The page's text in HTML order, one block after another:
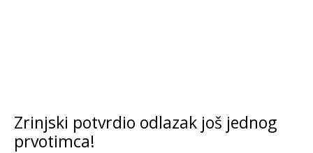
Zrinjski potvrdio odlazak još jednog
prvotimca!